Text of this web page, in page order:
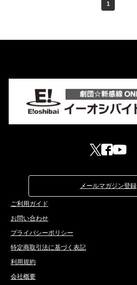
1
メールマガジン登録
ご利用ガイド
お問い合わせ
プライバシーポリシー
特定商取引法に基づく表記
利用規約
会社概要